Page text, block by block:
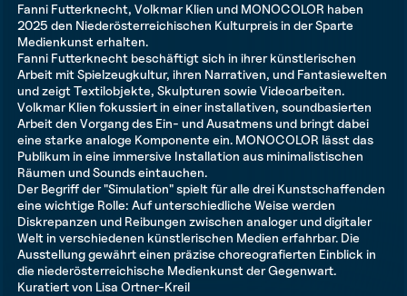
Fanni Futterknecht, Volkmar Klien und MONOCOLOR haben
2025 den Niederösterreichischen Kulturpreis in der Sparte
Medienkunst erhalten.
Fanni Futterknecht beschäftigt sich in ihrer künstlerischen
Arbeit mit Spielzeugkultur, ihren Narrativen, und Fantasiewelten
und zeigt Textilobjekte, Skulpturen sowie Videoarbeiten.
Volkmar Klien fokussiert in einer installativen, soundbasierten
Arbeit den Vorgang des Ein- und Ausatmens und bringt dabei
eine starke analoge Komponente ein. MONOCOLOR lässt das
Publikum in eine immersive Installation aus minimalistischen
Räumen und Sounds eintauchen.
Der Begriff der "Simulation" spielt für alle drei Kunstschaffenden
eine wichtige Rolle: Auf unterschiedliche Weise werden
Diskrepanzen und Reibungen zwischen analoger und digitaler
Welt in verschiedenen künstlerischen Medien erfahrbar. Die
Ausstellung gewährt einen präzise choreografierten Einblick in
die niederösterreichische Medienkunst der Gegenwart.
Kuratiert von Lisa Ortner-Kreil